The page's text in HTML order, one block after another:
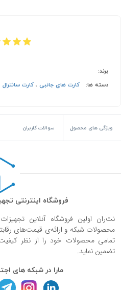
برند:
دسته ها:
کارت های جانبی ، کارت سانترال
ویژگی های محصول سوالات کاربران
فروشگاه اینترنتی
نت‌ران اولین فروشگاه آنلاین
محصولات شبکه و ارائه‌ی قیمت‌های
تمامی محصولات خود را از نظر
تضمین نماید.
مارا در شبکه های